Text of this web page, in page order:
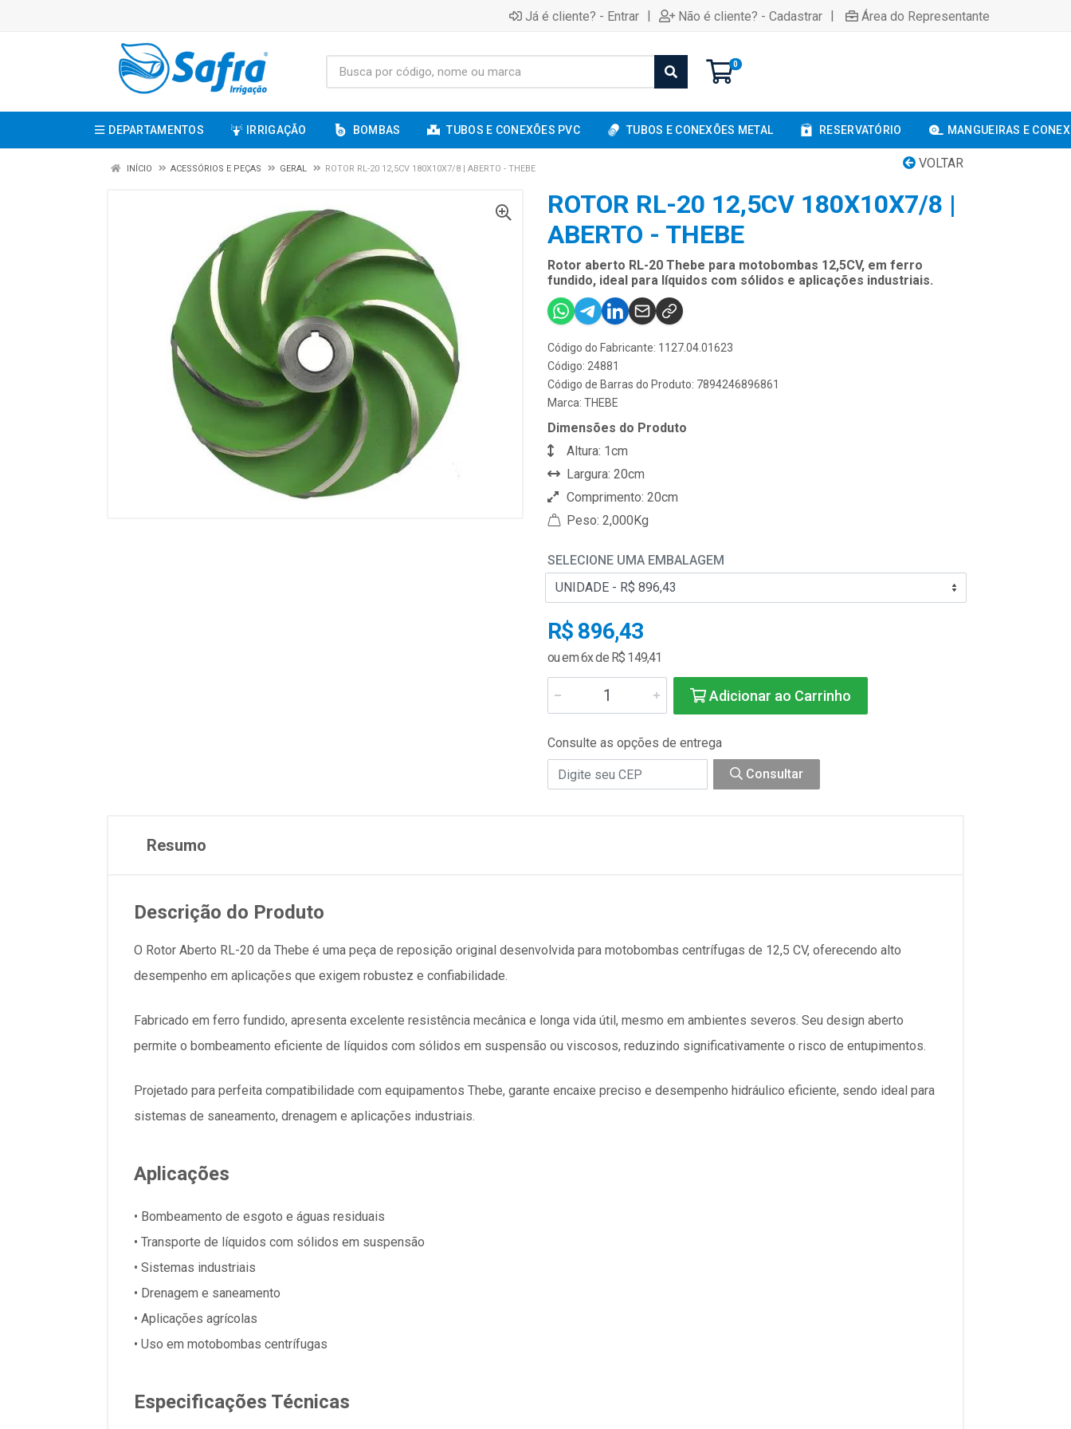
Já é cliente? - Entrar | Não é cliente? - Cadastrar | Área do Representante
0
DEPARTAMENTOS IRRIGAÇÃO BOMBAS TUBOS E CONEXÕES PVC TUBOS E CONEXÕES METAL RESERVATÓRIO MANGUEIRAS E
VOLTAR
INÍCIO ACESSÓRIOS E PEÇAS GERAL ROTOR RL-20 12,5CV 180X10X7/8 | ABERTO - THEBE
ROTOR RL-20 12,5CV 180X10X7/8 |
ABERTO - THEBE
Rotor aberto RL-20 Thebe para motobombas 12,5CV, em ferro
fundido, ideal para líquidos com sólidos e aplicações industriais.
Código do Fabricante: 1127.04.01623
Código: 24881
Código de Barras do Produto: 7894246896861
Marca: THEBE
Dimensões do Produto
Altura: 1cm
Largura: 20cm
Comprimento: 20cm
Peso: 2,000Kg
SELECIONE UMA EMBALAGEM
R$ 896,43
ou em 6x de R$ 149,41
Adicionar ao Carrinho
Consulte as opções de entrega
Consultar
Resumo
Descrição do Produto
O Rotor Aberto RL-20 da Thebe é uma peça de reposição original desenvolvida para motobombas centrífugas de 12,5 CV, oferecendo alto
desempenho em aplicações que exigem robustez e confiabilidade.
Fabricado em ferro fundido, apresenta excelente resistência mecânica e longa vida útil, mesmo em ambientes severos. Seu design aberto
permite o bombeamento eficiente de líquidos com sólidos em suspensão ou viscosos, reduzindo significativamente o risco de entupimentos.
Projetado para perfeita compatibilidade com equipamentos Thebe, garante encaixe preciso e desempenho hidráulico eficiente, sendo ideal para
sistemas de saneamento, drenagem e aplicações industriais.
Aplicações
• Bombeamento de esgoto e águas residuais
• Transporte de líquidos com sólidos em suspensão
• Sistemas industriais
• Drenagem e saneamento
• Aplicações agrícolas
• Uso em motobombas centrífugas
Especificações Técnicas